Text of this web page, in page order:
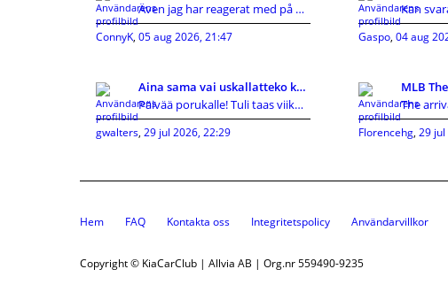
Även jag har reagerat med på KIA's hutlösa reservd
ConnyK, 05 aug 2026, 21:47 Gaspo, 04 aug
Aina sama vai uskallatteko kokeilla uutta?
Päivää porukalle! Tuli taas viikonloppuna vastaan
gwalters, 29 jul 2026, 22:29 Florencehg, 29 jul
Hem FAQ Kontakta oss Integritetspolicy Användarvillkor
Copyright © KiaCarClub | Allvia AB | Org.nr 559490-9235